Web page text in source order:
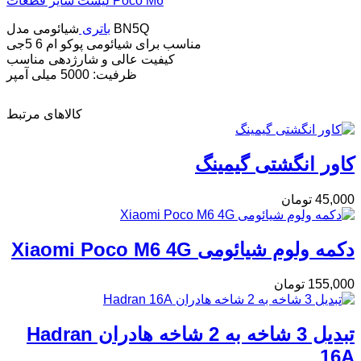
باتری شیائومی مدل BN5Q
مناسب برای شیائومی پوکو ام 6 5جی
کیفیت عالی و شارژدهی مناسب
ظرفیت: 5000 میلی آمپر
کالاهای مرتبط
کاور انگشتی گیمینگ
45,000 تومان
دکمه ولوم شیائومی Xiaomi Poco M6 4G
155,000 تومان
تبدیل 3 شاخه به 2 شاخه هادران Hadran